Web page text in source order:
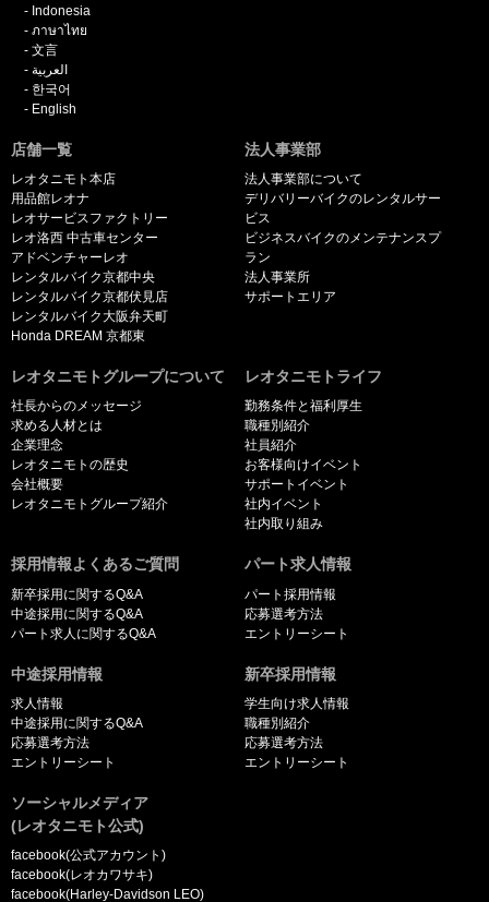
Indonesia
ภาษาไทย
文言
العربية
한국어
English
店舗一覧
レオタニモト本店
用品館レオナ
レオサービスファクトリー
レオ洛西 中古車センター
アドベンチャーレオ
レンタルバイク京都中央
レンタルバイク京都伏見店
レンタルバイク大阪弁天町
Honda DREAM 京都東
法人事業部
法人事業部について
デリバリーバイクのレンタルサー
ビス
ビジネスバイクのメンテナンスプ
ラン
法人事業所
サポートエリア
レオタニモトグループについて
社長からのメッセージ
求める人材とは
企業理念
レオタニモトの歴史
会社概要
レオタニモトグループ紹介
レオタニモトライフ
勤務条件と福利厚生
職種別紹介
社員紹介
お客様向けイベント
サポートイベント
社内イベント
社内取り組み
採用情報よくあるご質問
新卒採用に関するQ&A
中途採用に関するQ&A
パート求人に関するQ&A
パート求人情報
パート採用情報
応募選考方法
エントリーシート
中途採用情報
求人情報
中途採用に関するQ&A
応募選考方法
エントリーシート
新卒採用情報
学生向け求人情報
職種別紹介
応募選考方法
エントリーシート
ソーシャルメディア
(レオタニモト公式)
facebook(公式アカウント)
facebook(レオカワサキ)
facebook(Harley-Davidson LEO)